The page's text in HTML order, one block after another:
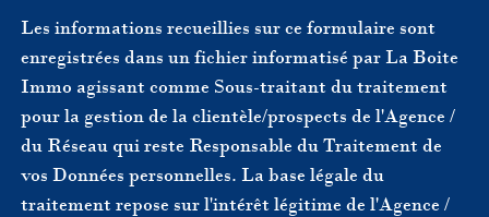
Les informations recueillies sur ce formulaire sont
enregistrées dans un fichier informatisé par La Boite
Immo agissant comme Sous-traitant du traitement
pour la gestion de la clientèle/prospects de l'Agence /
du Réseau qui reste Responsable du Traitement de
vos Données personnelles. La base légale du
traitement repose sur l'intérêt légitime de l'Agence /